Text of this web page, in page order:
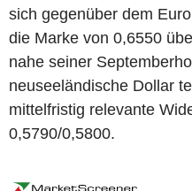
sich gegenüber dem
die Marke von 0,6550
nahe seiner
neuseeländische Dollar
mittelfristig relevante
0,5790/0,5800.